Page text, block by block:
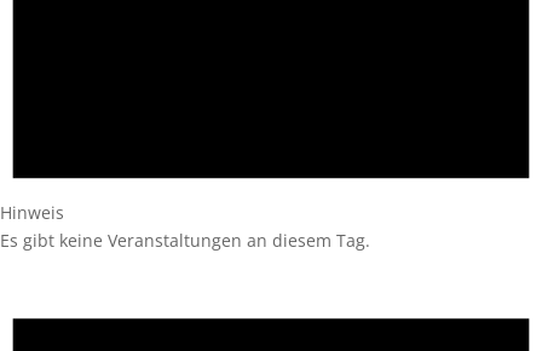
Hinweis
Es gibt keine Veranstaltungen an diesem Tag.